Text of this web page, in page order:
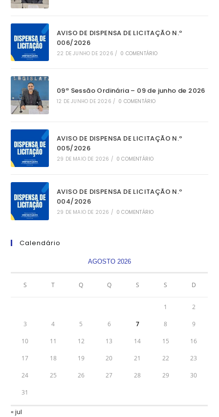
AVISO DE DISPENSA DE LICITAÇÃO N.º
006/2026
22 DE JUNHO DE 2026 / 0 COMENTÁRIO
09ª Sessão Ordinária – 09 de junho de 2026
12 DE JUNHO DE 2026 / 0 COMENTÁRIO
AVISO DE DISPENSA DE LICITAÇÃO N.º
005/2026
29 DE MAIO DE 2026 / 0 COMENTÁRIO
AVISO DE DISPENSA DE LICITAÇÃO N.º
004/2026
29 DE MAIO DE 2026 / 0 COMENTÁRIO
Calendário
AGOSTO 2026
S T Q Q S S D
1 2
3 4 5 6 7 8 9
10 11 12 13 14 15 16
17 18 19 20 21 22 23
24 25 26 27 28 29 30
31
« jul